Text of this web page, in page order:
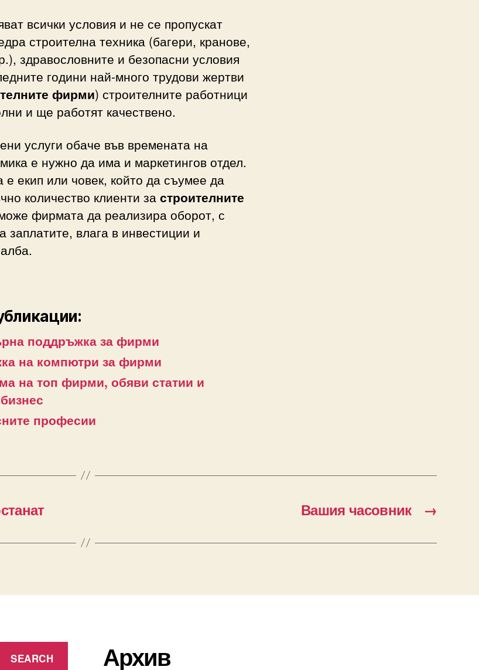
всички условия и не се пропускат
строителна техника (багери, кранове,
здравословните и безопасни условия
години най-много трудови жертви
фирми) строителните работници
и ще работят качествено.
услуги обаче във времената на
е нужно да има и маркетингов отдел.
е екип или човек, който да съумее да
количество клиенти застроителните
фирмата да реализира оборот, с
заплатите, влага в инвестиции и
поддръжка за фирми
на компютри за фирми
на топ фирми, обяви статии и
професии
→
Вашия часовник
Архив